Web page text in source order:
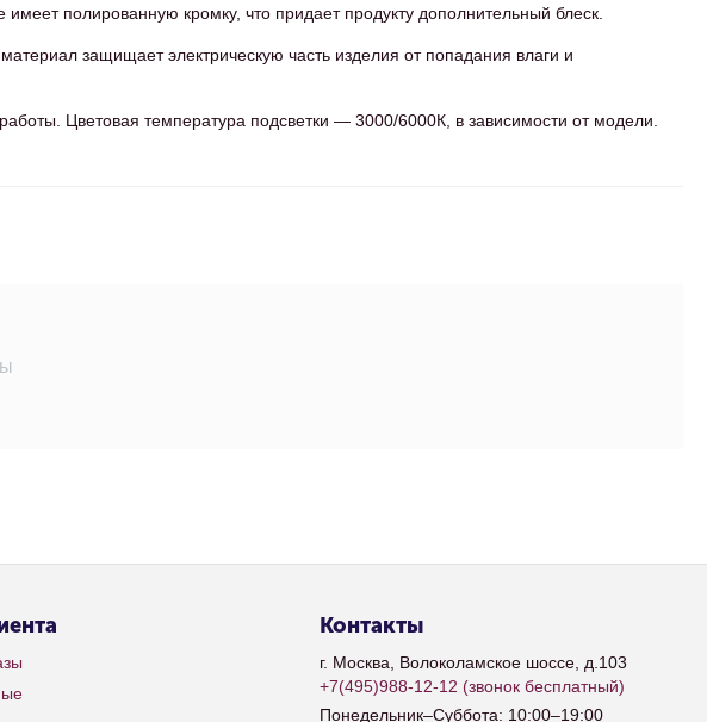
полированную кромку, что придает продукту дополнительный блеск.
защищает электрическую часть изделия от попадания влаги и
Цветовая температура подсветки — 3000/6000К, в зависимости от модели.
Контакты
г. Москва, Волоколамское шоссе, д.103
+7(495)988-12-12 (звонок бесплатный)
Понедельник–Суббота: 10:00–19:00